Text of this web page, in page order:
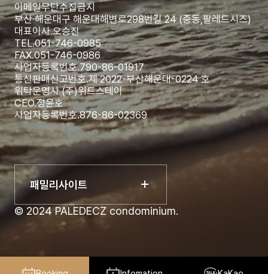
이메일무단수집금지
부산 해운대구 해운대해변로298번길 24 (중동,팔레드시즈)
대표이사.오승진
TEL.051-746-0985
FAX.051-746-0986
사업자등록번호.790-86-01917
통신판매신고번호.제 2022-부산해운대-0224 호
위탁운영사 (주)위드스테이
CEO.정윤호
사업자등록번호.876-86-02369
패밀리사이트
© 2024 PALEDECZ condominium.